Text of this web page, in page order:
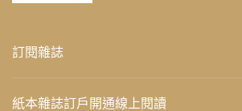
訂閱雜誌
紙本雜誌訂戶開通線上閱讀